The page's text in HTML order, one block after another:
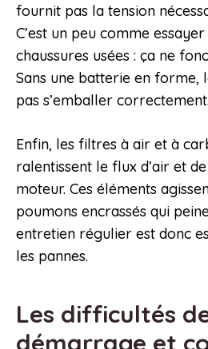
fournit pas la tension
C’est un peu comme
chaussures usées : ça ne
Sans une batterie en forme,
pas s’emballer correctement.
Enfin, les filtres à air et à
ralentissent le flux d’air et
moteur. Ces éléments
poumons encrassés qui
entretien régulier est donc
les pannes.
Les difficultés